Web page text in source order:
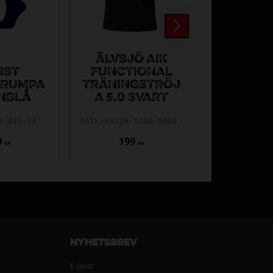
KR
ÄLVSJÖ AIK
FUNCTIONAL
TRÄNINGSTRÖJ
A 5.0 SVART
199 KR
Nyhetsbrev
E-post